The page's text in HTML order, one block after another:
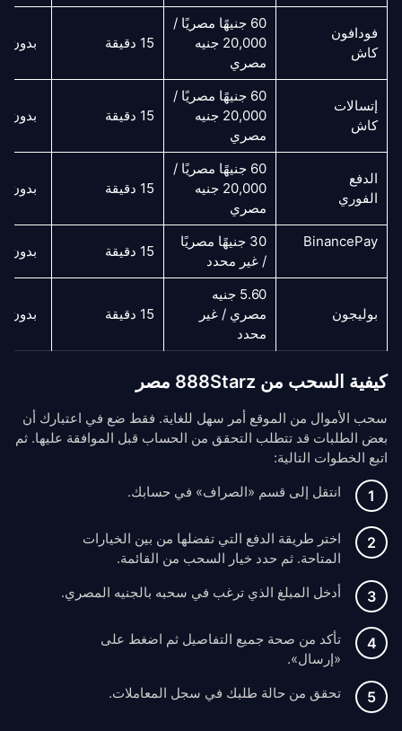
فودافون
كاش
60 جنيهًا مصريًا /
20,000 جنيه
مصري
15 دقيقة
إتسالات
كاش
60 جنيهًا مصريًا /
20,000 جنيه
مصري
15 دقيقة
الدفع
الفوري
60 جنيهًا مصريًا /
20,000 جنيه
مصري
15 دقيقة
30 جنيهًا مصريًا
/ غير محدد
15 دقيقة
بوليجون
5.60 جنيه
مصري / غير
محدد
15 دقيقة
كيفية السحب من 888Starz مصر
سحب الأموال من الموقع أمر سهل للغاية. فقط ضع في اعتبارك أن
بعض الطلبات قد تتطلب التحقق من الحساب قبل الموافقة عليها. ثم
اتبع الخطوات التالية:
انتقل إلى قسم «الصراف» في حسابك.
اختر طريقة الدفع التي تفضلها من بين الخيارات
المتاحة. ثم حدد خيار السحب من القائمة.
أدخل المبلغ الذي ترغب في سحبه بالجنيه المصري.
تأكد من صحة جميع التفاصيل ثم اضغط على
«إرسال».
تحقق من حالة طلبك في سجل المعاملات.